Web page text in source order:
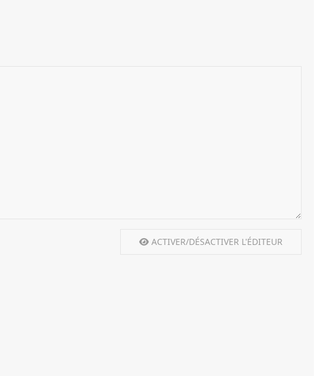
ACTIVER/DÉSACTIVER L'ÉDITEUR